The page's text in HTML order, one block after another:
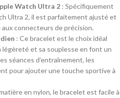
Watch Ultra 2 : Spécifiquement
Ultra 2, il est parfaitement ajusté et
connecteurs de précision.
: Ce bracelet est le choix idéal
légèreté et sa souplesse en font un
séances d’entraînement, les
pour ajouter une touche sportive à
en nylon, le bracelet est facile à